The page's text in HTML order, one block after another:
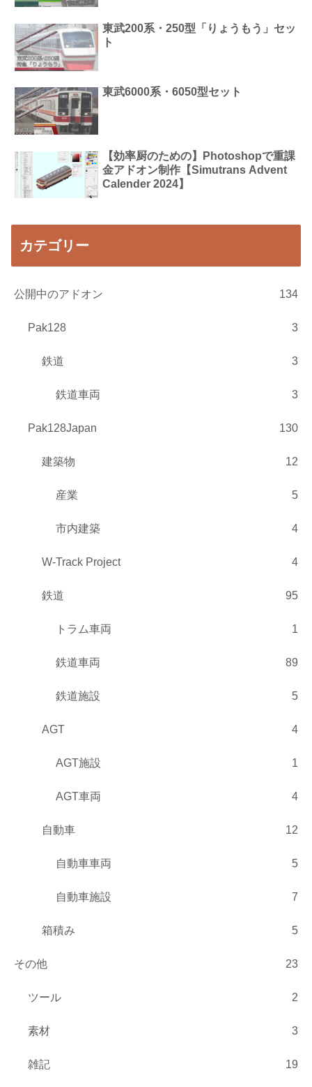
東武200系・250型「りょうもう」セッ
ト
東武6000系・6050型セット
【効率厨のための】Photoshopで重課
金アドオン制作【Simutrans Advent
Calender 2024】
カテゴリー
公開中のアドオン 134
Pak128 3
鉄道 3
鉄道車両 3
Pak128Japan 130
建築物 12
産業 5
市内建築 4
W-Track Project 4
鉄道 95
トラム車両 1
鉄道車両 89
鉄道施設 5
AGT 4
AGT施設 1
AGT車両 4
自動車 12
自動車車両 5
自動車施設 7
箱積み 5
その他 23
ツール 2
素材 3
雑記 19